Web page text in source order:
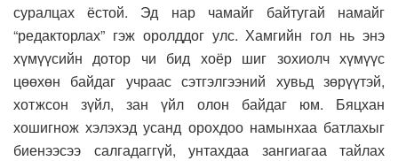
суралцах ёстой. Эд нар чамайг байтугай намайг
“редакторлах” гэж оролддог улс. Хамгийн гол нь энэ
хүмүүсийн дотор чи бид хоёр шиг зохиолч хүмүүс
цөөхөн байдаг учраас сэтгэлгээний хувьд зөрүүтэй,
хотжсон зүйл, зан үйл олон байдаг юм. Бяцхан
хошигнож хэлэхэд усанд орохдоо намынхаа батлахыг
биенээсээ салгадаггүй, унтахдаа зангиагаа тайлах